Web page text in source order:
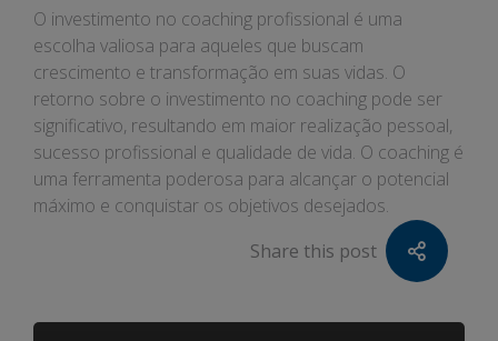
O investimento no coaching profissional é uma
escolha valiosa para aqueles que buscam
crescimento e transformação em suas vidas. O
retorno sobre o investimento no coaching pode ser
significativo, resultando em maior realização pessoal,
sucesso profissional e qualidade de vida. O coaching é
uma ferramenta poderosa para alcançar o potencial
máximo e conquistar os objetivos desejados.
Share this post